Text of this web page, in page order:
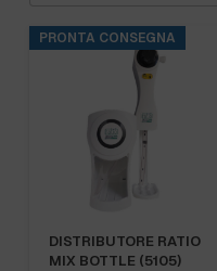
PRONTA CONSEGNA
DISTRIBUTORE RATIO
MIX BOTTLE (5105)